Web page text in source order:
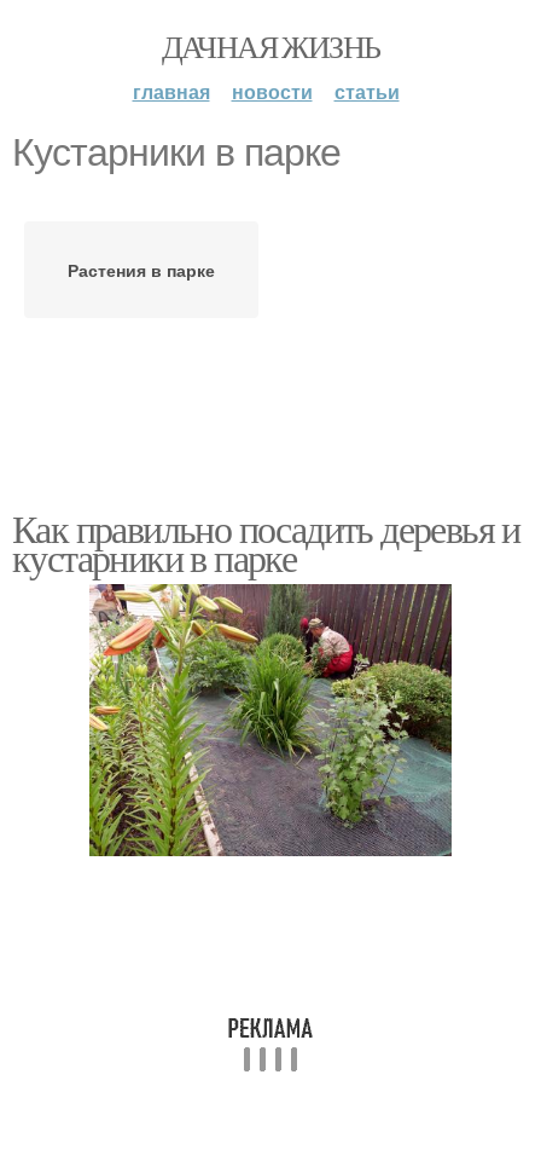
ДАЧНАЯ ЖИЗНЬ
главная новости статьи
Кустарники в парке
Растения в парке
Как правильно посадить деревья и
кустарники в парке